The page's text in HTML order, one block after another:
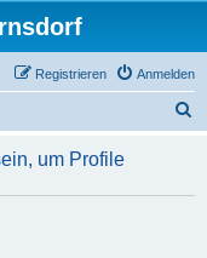
Anmelden
Registrieren
h
um Profile